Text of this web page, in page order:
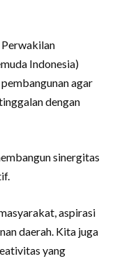
Indonesia)
agar
dengan
sinergitas
aspirasi
daerah. Kita juga
yang